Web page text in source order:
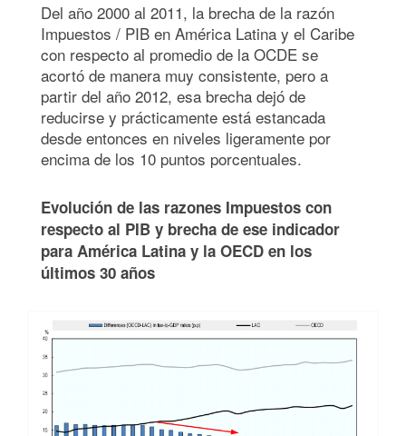
Del año 2000 al 2011, la brecha de la razón
Impuestos / PIB en América Latina y el Caribe
con respecto al promedio de la OCDE se
acortó de manera muy consistente, pero a
partir del año 2012, esa brecha dejó de
reducirse y prácticamente está estancada
desde entonces en niveles ligeramente por
encima de los 10 puntos porcentuales.
Evolución de las razones Impuestos con
respecto al PIB y brecha de ese indicador
para América Latina y la OECD en los
últimos 30 años